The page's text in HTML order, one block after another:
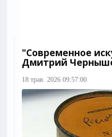
"Современное
Дмитрий
18 трав. 2026 09:57:00